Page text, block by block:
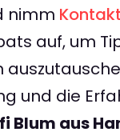
nimm Kontakt
auf, um
und die
Blum aus